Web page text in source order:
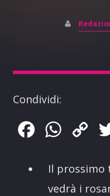
Condividi:
FacebookWhatsApp
Il prossimo
vedrà i